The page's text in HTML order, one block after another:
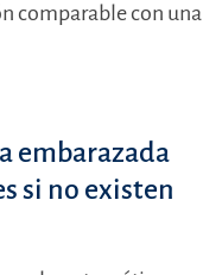
comparable con una
embarazada
si no existen